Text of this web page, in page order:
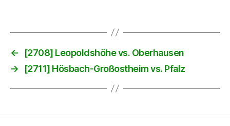
←
[2708] Leopoldshöhe vs. Oberhausen
→
[2711] Hösbach-Großostheim vs. Pfalz